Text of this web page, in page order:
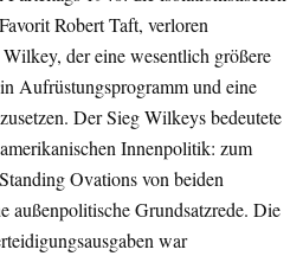
Robert Taft, verloren
der eine wesentlich größere
Aufrüstungsprogramm und eine
Der Sieg Wilkeys bedeutete
Innenpolitik: zum
Ovations von beiden
außenpolitische Grundsatzrede. Die
war